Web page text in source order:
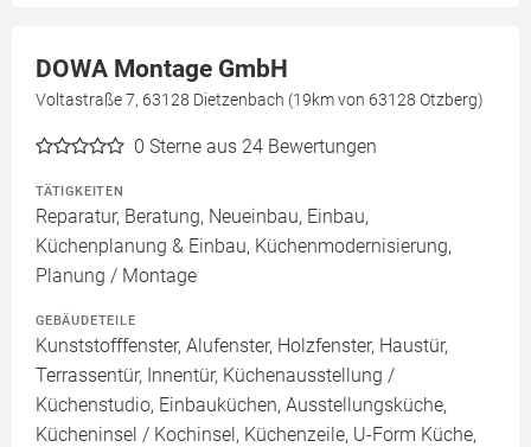
DOWA Montage GmbH
Voltastraße 7, 63128 Dietzenbach (19km von 63128 Otzberg)
0 Sterne aus 24 Bewertungen
TÄTIGKEITEN
Reparatur, Beratung, Neueinbau, Einbau,
Küchenplanung & Einbau, Küchenmodernisierung,
Planung / Montage
GEBÄUDETEILE
Kunststofffenster, Alufenster, Holzfenster, Haustür,
Terrassentür, Innentür, Küchenausstellung /
Küchenstudio, Einbauküchen, Ausstellungsküche,
Kücheninsel / Kochinsel, Küchenzeile, U-Form Küche,